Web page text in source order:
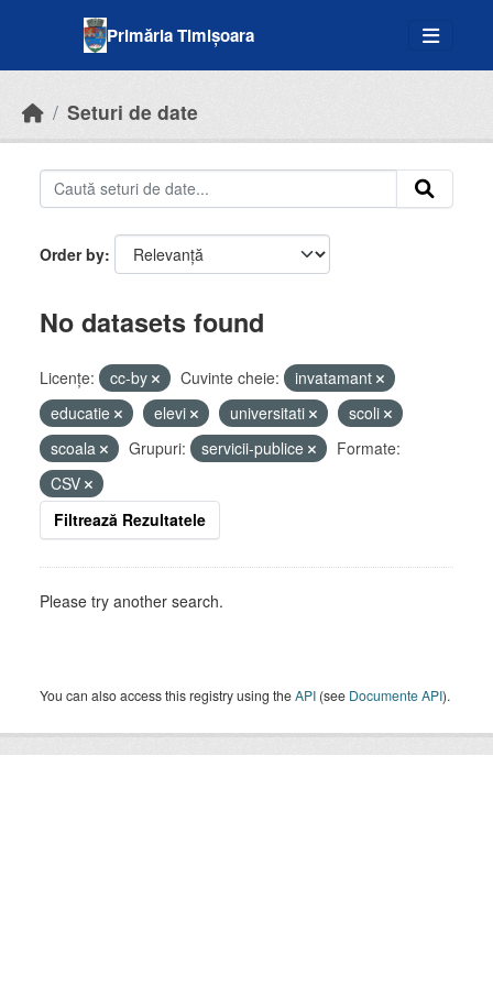
Primăria Timișoara
Seturi de date
Order by
No datasets found
Licenţe: cc-by Cuvinte cheie:
invatamant
educatie
elevi universitati
scoli
scoala
Grupuri: servicii-publice
Formate:
CSV
Filtrează Rezultatele
Please try another search.
You can also access this registry using theAPI (see Documente API).